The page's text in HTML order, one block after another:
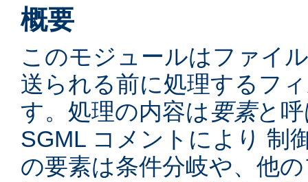
概要
このモジュールはファイ
送られる前に処理するフ
す。処理の内容は要素と
SGML コメントにより 制
の要素は条件分岐や、他